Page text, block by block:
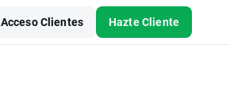
Acceso Clientes Hazte Cliente